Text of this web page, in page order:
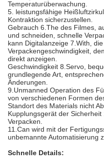
Temperaturüberwachung.
5. leistungsfähige
Kontraktion sicherzustellen.
Gebrauch 6.The des Filmes,
und schneiden, schnelle
kann Digitalanzeige 7.With,
Verpackengeschwindigkeit,
direkt anzeigen.
Geschwindigkeit 8.Servo,
grundlegende Art,
Änderungen.
9.Unmanned Operation des
von verschiedenen Formen
Standort des Materials nicht
Kupplungsgerät der
Verpacken.
11.Can wird mit der
unbemannte Automatisierung
Schnelle Details: